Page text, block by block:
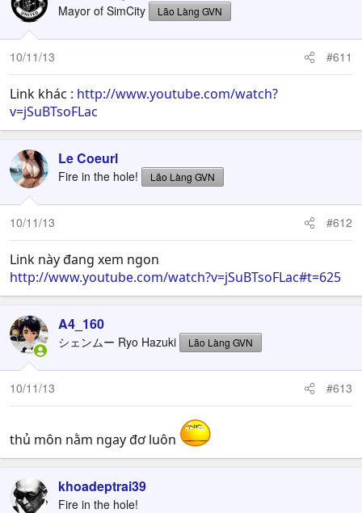
Mayor of SimCity Lão Làng GVN
10/11/13 #611
Link khác : http://www.youtube.com/watch?
v=jSuBTsoFLac
Le Coeurl
Fire in the hole! Lão Làng GVN
10/11/13 #612
Link này đang xem ngon
http://www.youtube.com/watch?v=jSuBTsoFLac#t=625
A4_160
シェンムー Ryo Hazuki Lão Làng GVN
10/11/13 #613
thủ môn nằm ngay đơ luôn
khoadeptrai39
Fire in the hole!